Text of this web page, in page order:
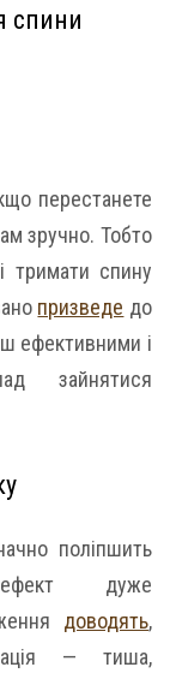
спини
перестанете
зручно. Тобто
тримати спину
призведе до
ефективними і
зайнятися
поліпшить
дуже
доводять,
— тиша,